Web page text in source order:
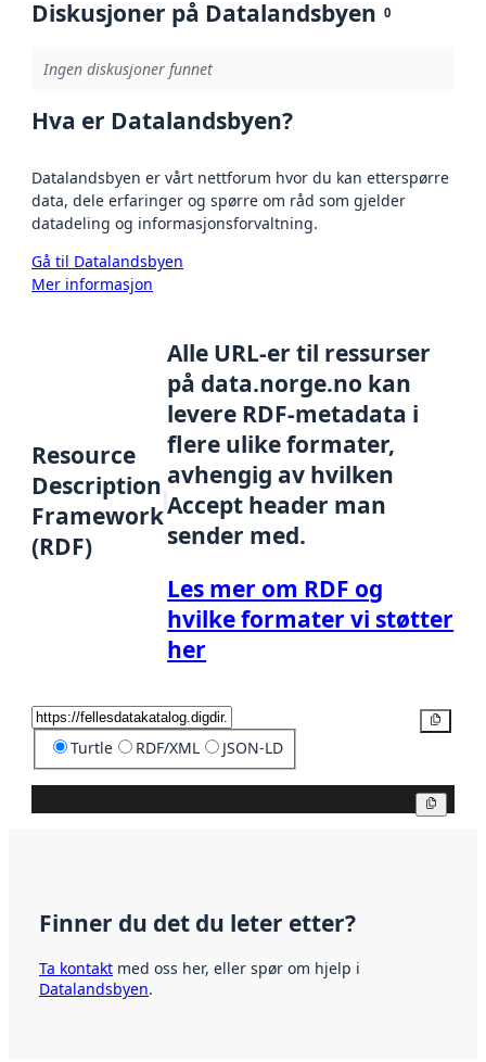
Diskusjoner på Datalandsbyen 0
Ingen diskusjoner funnet
Hva er Datalandsbyen?
Datalandsbyen er vårt nettforum hvor du kan etterspørre
data, dele erfaringer og spørre om råd som gjelder
datadeling og informasjonsforvaltning.
Gå til Datalandsbyen
Mer informasjon
Resource
Description
Framework
(RDF)
Alle URL-er til ressurser
på data.norge.no kan
levere RDF-metadata i
flere ulike formater,
avhengig av hvilken
Accept header man
sender med.
Les mer om RDF og
hvilke formater vi støtter
her
Turtle RDF/XML JSON-LD
Finner du det du leter etter?
Ta kontakt med oss her, eller spør om hjelp i
Datalandsbyen.